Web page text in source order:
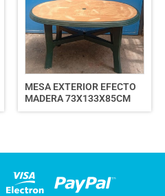
MESA EXTERIOR EFECTO
MADERA 73X133X85CM